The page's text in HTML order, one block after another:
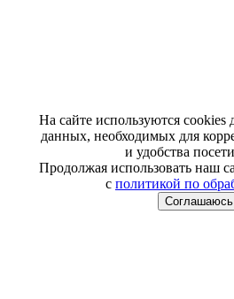
На сайте используются cookies
данных, необходимых для
и удобства
Продолжая использовать наш
с политикой по
Соглашаюсь